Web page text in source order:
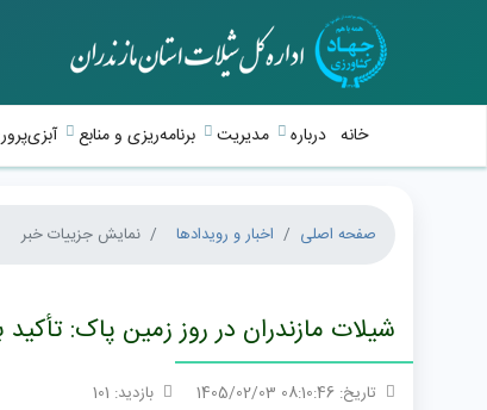
خانه درباره مدیریت برنامه‌ریزی و منابع
صفحه اصلی اخبار و رویدادها نمایش جزییات خبر
شیلات مازندران در روز زمین پاک:
تاریخ: 08:10:46 1405/02/03 بازدید: 101